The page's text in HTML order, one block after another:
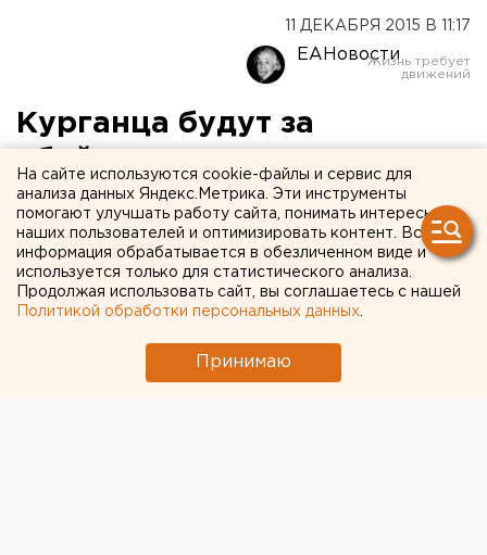
11 ДЕКАБРЯ 2015 В 11:17
ЕАНовости
Курганца будут за
ребенка бутылью с водой
Теперь обвиняемому грозит пожизненный
тюремный срок.
Прокуратура направила в Курганский областной суд
уголовное дело по обвинению 38-летнего мужчины в
убийстве маленького ребенка, сообщили агентству
На сайте используются cookie-файлы и сервис для
анализа данных Яндекс.Метрика. Эти инструменты
помогают улучшать работу сайта, понимать интересы
наших пользователей и оптимизировать контент. Вся
информация обрабатывается в обезличенном виде и
используется только для статистического анализа.
Продолжая использовать сайт, вы соглашаетесь с нашей
Политикой обработки персональных данных
Принимаю